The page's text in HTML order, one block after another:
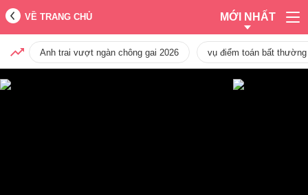
VỀ TRANG CHỦ MỚI NHẤT
Anh trai vượt ngàn chông gai 2026 vụ điểm toán bất